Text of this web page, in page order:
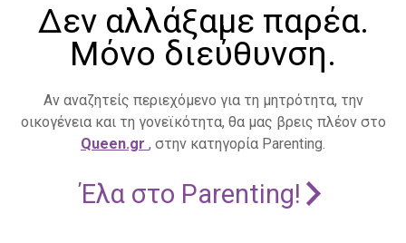
Δεν αλλάξαμε παρέα.
Μόνο διεύθυνση.
Αν αναζητείς περιεχόμενο για τη μητρότητα, την
οικογένεια και τη γονεϊκότητα, θα μας βρεις πλέον στο
Queen.gr , στην κατηγορία Parenting.
Έλα στο Parenting!